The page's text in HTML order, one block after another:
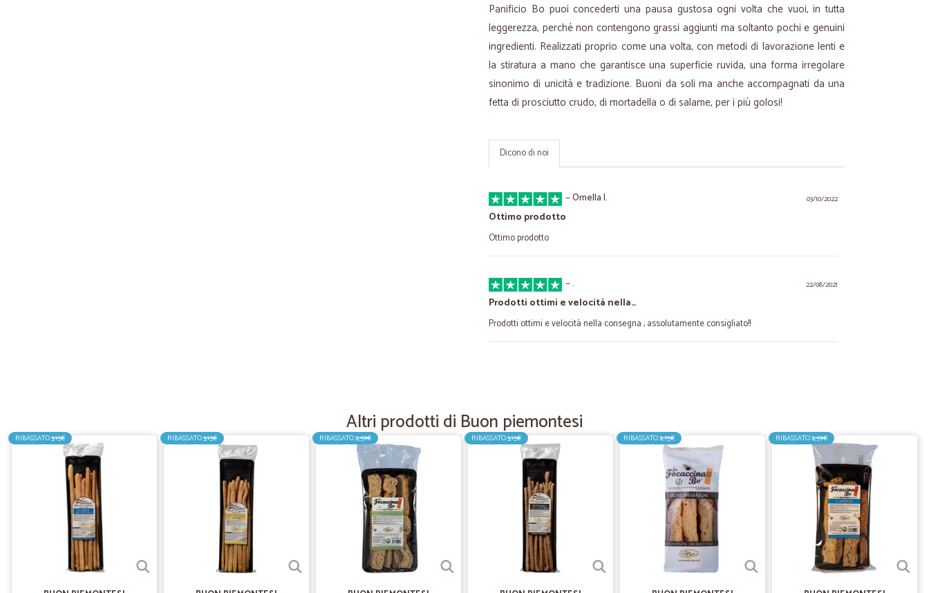
Panificio Bo puoi concederti una pausa gustosa ogni volta che vuoi, in tutta
leggerezza, perché non contengono grassi aggiunti ma soltanto pochi e genuini
ingredienti. Realizzati proprio come una volta, con metodi di lavorazione lenti e
la stiratura a mano che garantisce una superficie ruvida, una forma irregolare
sinonimo di unicità e tradizione. Buoni da soli ma anche accompagnati da una
fetta di prosciutto crudo, di mortadella o di salame, per i più golosi!
Dicono di noi
03/10/2022
—Ornella I.
Ottimo prodotto
Ottimo prodotto
22/08/2021
—.
Prodotti ottimi e velocità nella…
Prodotti ottimi e velocità nella consegna , assolutamente consigliato!!
—Italia F.
Precisi e affidabili
Precisi e affidabili. Tutto alla perfezione.
13/12/2019
Velocissimi nella consegna
Velocissimi nella consegna
Altri prodotti di Buon piemontesi
RIBASSATO3,15€ RIBASSATO3,15€ RIBASSATO2,59€ RIBASSATO3,15€ RIBASSATO2,75€ RIBASSATO2,59€